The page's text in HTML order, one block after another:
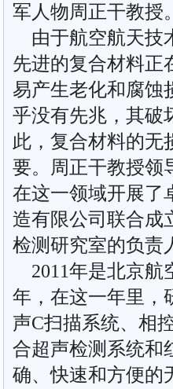
军人物周正干教授。
由于航空航天技
先进的复合材料正
易产生老化和腐蚀
乎没有先兆，其破
此，复合材料的无
要。周正干教授领
在这一领域开展了
造有限公司联合成
检测研究室的负责
2011年是北京航
年，在这一年里，
声C扫描系统、相
合超声检测系统和
确、快速和方便的